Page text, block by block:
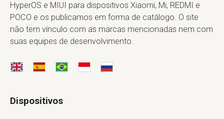
HyperOS e MIUI para dispositivos Xiaomi, Mi, REDMI e
POCO e os publicamos em forma de catálogo. O site
não tem vínculo com as marcas mencionadas nem com
suas equipes de desenvolvimento.
Dispositivos